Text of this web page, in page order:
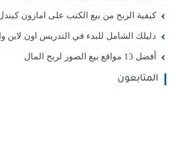
كيفية الربح من بيع الكتب على امازون كيندل KDP دليل شامل
دليلك الشامل للبدء في التدريس اون لاين
أفضل 13 مواقع بيع الصور لربح المال
المتابعون